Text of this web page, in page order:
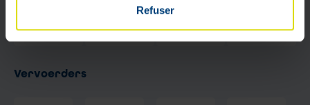
Refuser
Vervoerders